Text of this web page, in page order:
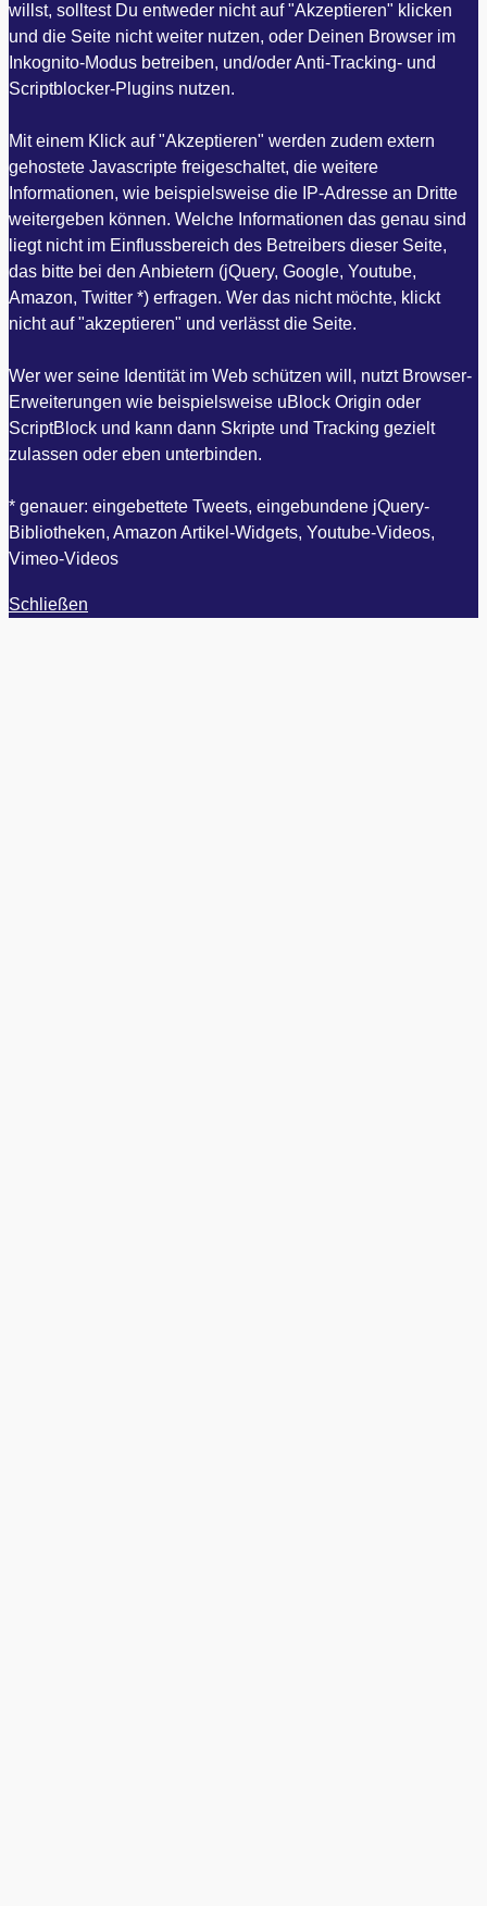
willst, solltest Du entweder nicht auf "Akzeptieren" klicken
und die Seite nicht weiter nutzen, oder Deinen Browser im
Inkognito-Modus betreiben, und/oder Anti-Tracking- und
Scriptblocker-Plugins nutzen.
Mit einem Klick auf "Akzeptieren" werden zudem extern
gehostete Javascripte freigeschaltet, die weitere
Informationen, wie beispielsweise die IP-Adresse an Dritte
weitergeben können. Welche Informationen das genau sind
liegt nicht im Einflussbereich des Betreibers dieser Seite,
das bitte bei den Anbietern (jQuery, Google, Youtube,
Amazon, Twitter *) erfragen. Wer das nicht möchte, klickt
nicht auf "akzeptieren" und verlässt die Seite.
Wer wer seine Identität im Web schützen will, nutzt Browser-
Erweiterungen wie beispielsweise uBlock Origin oder
ScriptBlock und kann dann Skripte und Tracking gezielt
zulassen oder eben unterbinden.
* genauer: eingebettete Tweets, eingebundene jQuery-
Bibliotheken, Amazon Artikel-Widgets, Youtube-Videos,
Vimeo-Videos
Schließen